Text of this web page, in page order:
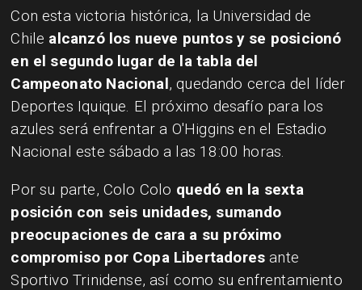
Con esta victoria histórica, la Universidad de
Chile alcanzó los nueve puntos y se posicionó
en el segundo lugar de la tabla del
Campeonato Nacional, quedando cerca del líder
Deportes Iquique. El próximo desafío para los
azules será enfrentar a O'Higgins en el Estadio
Nacional este sábado a las 18:00 horas.
Por su parte, Colo Colo quedó en la sexta
posición con seis unidades, sumando
preocupaciones de cara a su próximo
compromiso por Copa Libertadores ante
Sportivo Trinidense, así como su enfrentamiento